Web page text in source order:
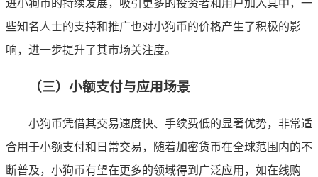
进小狗币的持续发展，吸引更多的投资者和用户加入其中，一
些知名人士的支持和推广也对小狗币的价格产生了积极的影
响，进一步提升了其市场关注度。
（三）小额支付与应用场景
小狗币凭借其交易速度快、手续费低的显著优势，非常适
合用于小额支付和日常交易，随着加密货币在全球范围内的不
断普及，小狗币有望在更多的领域得到广泛应用，如在线购